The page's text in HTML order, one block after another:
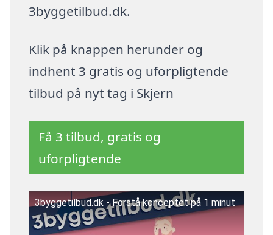
3byggetilbud.dk.
Klik på knappen herunder og
indhent 3 gratis og uforpligtende
tilbud på nyt tag i Skjern
Få 3 tilbud, gratis og
uforpligtende
3byggetilbud.dk - Forstå konceptet på 1 minut